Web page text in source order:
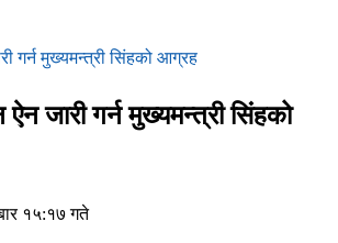
गर्न मुख्यमन्त्री सिंहको आग्रह
ऐन जारी गर्न मुख्यमन्त्री सिंहको
१५:१७ गते